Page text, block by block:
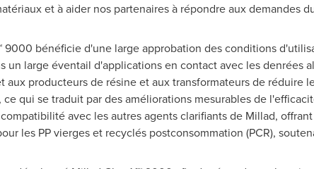
et à aider nos partenaires à répondre aux demandes
9000 bénéficie d'une large approbation des conditions
un large éventail d'applications en contact avec les denrées
aux producteurs de résine et aux transformateurs de réduire
ce qui se traduit par des améliorations mesurables de
avec les autres agents clarifiants de Millad,
les PP vierges et recyclés postconsommation (PCR),